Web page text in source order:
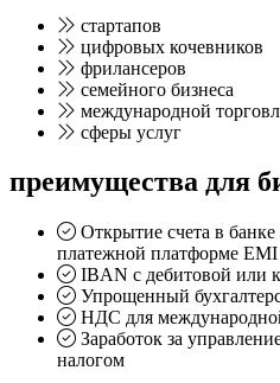
стартапов
цифровых кочевников
фрилансеров
семейного бизнеса
международной
сферы услуг
преимущества для
Открытие счета в
платежной платформе EMI
IBAN с дебитовой или
Упрощенный
НДС для
Заработок за
налогом